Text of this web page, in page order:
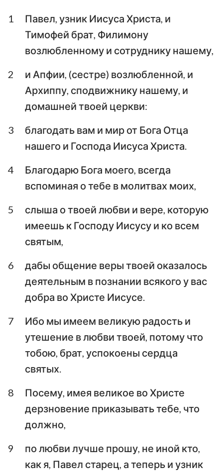
Первое послание к
Фессалоникийцам
Второе послание к
Тимофею
Тимофею
Послание к Титу
Послание к
Филимону
Послание к Евреям Послание Иакова
Петра
Петра
Первое послание
Второе послание
Иоанна
Третье послание
Иоанна
Откровение Иоанна
Богослова
1
Павел, узник Иисуса Христа, и
Тимофей брат, Филимону
возлюбленному и сотруднику нашему,
2
и Апфии, (сестре) возлюбленной, и
Архиппу, сподвижнику нашему, и
домашней твоей церкви:
3
благодать вам и мир от Бога Отца
нашего и Господа Иисуса Христа.
4
Благодарю Бога моего, всегда
вспоминая о тебе в молитвах моих,
5
слыша о твоей любви и вере, которую
имеешь к Господу Иисусу и ко всем
святым,
6
дабы общение веры твоей оказалось
деятельным в познании всякого у вас
добра во Христе Иисусе.
7
Ибо мы имеем великую радость и
утешение в любви твоей, потому что
тобою, брат, успокоены сердца
святых.
8
Посему, имея великое во Христе
дерзновение приказывать тебе, что
должно,
9
по любви лучше прошу, не иной кто,
как я, Павел старец, а теперь и узник